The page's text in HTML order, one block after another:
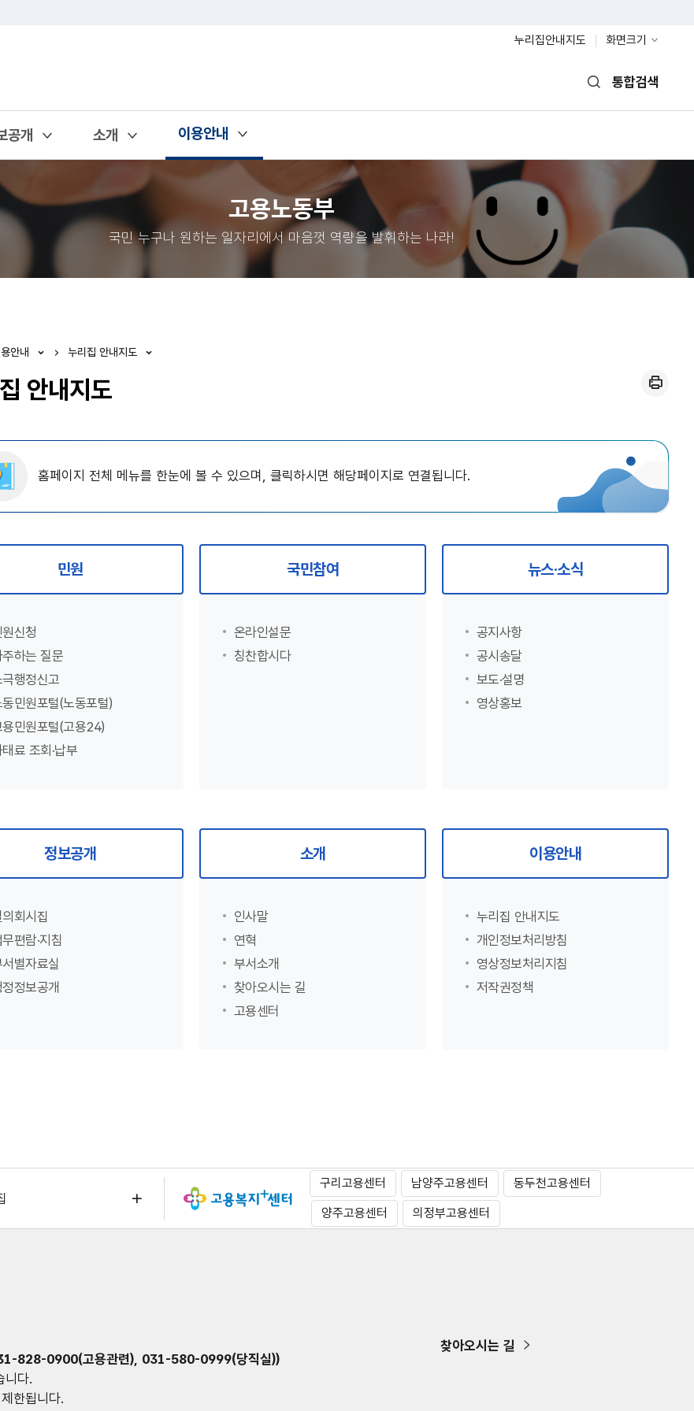
누리집안내지도
화면크기
통합검색
공개 소개
열기
이용안내
열기
고용노동부
국민 누구나 원하는 일자리에서 마음껏 역량을 발휘하는 나라!
안내지도
안내 누리집 안내지도
홈페이지 전체 메뉴를 한눈에 볼 수 있으며, 클릭하시면 해당페이지로 연결됩니다.
민원
원신청
주하는 질문
행정신고
민원포털(노동포털)
용민원포털(고용24)
태료 조회·납부
국민참여
온라인설문
칭찬합시다
뉴스·소식
공지사항
공시송달
보도·설명
영상홍보
정보공개
의회시집
편람·지침
별자료실
정보공개
소개
인사말
연혁
부서소개
찾아오시는 길
고용센터
이용안내
누리집 안내지도
개인정보처리방침
영상정보처리지침
저작권정책
구리고용센터 남양주고용센터
동두천고용센터
양주고용센터
의정부고용센터
828-0900(고용관련), 031-580-0999(당직실))
니다.
한됩니다.
찾아오시는 길